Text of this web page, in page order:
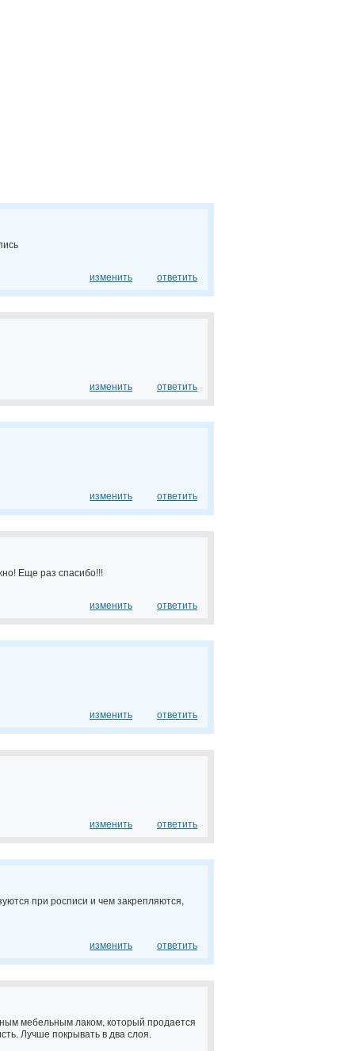
изменить ответить
изменить ответить
изменить ответить
Еще раз спасибо!!!
изменить ответить
изменить ответить
изменить ответить
при росписи и чем закрепляются,
изменить ответить
мебельным лаком, который продается
Лучше покрывать в два слоя.